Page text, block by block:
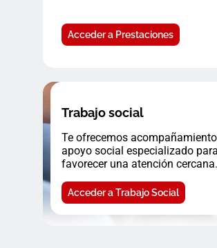
Acceder a Prestaciones
Trabajo social
Te ofrecemos
apoyo social especializado para
favorecer una atención cercana.
Acceder a Trabajo Social